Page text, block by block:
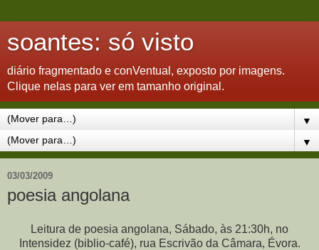
soantes: só visto
diário fragmentado e conVentual, exposto por imagens.
Clique nelas para ver em tamanho original.
▼
▼
03/03/2009
poesia angolana
Leitura de poesia angolana, Sábado, às 21:30h, no
Intensidez (biblio-café), rua Escrivão da Câmara, Évora.